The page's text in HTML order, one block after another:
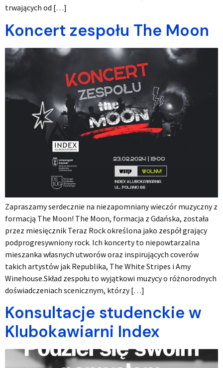
trwających od […]
Koncert zespołu The Moon
Zapraszamy serdecznie na niezapomniany wieczór muzyczny z
formacją The Moon! The Moon, formacja z Gdańska, została
przez miesięcznik Teraz Rock określona jako zespół grający
podprogresywniony rock. Ich koncerty to niepowtarzalna
mieszanka własnych utworów oraz inspirujących coverów
takich artystów jak Republika, The White Stripes i Amy
Winehouse.Skład zespołu to wyjątkowi muzycy o różnorodnych
doświadczeniach scenicznym, którzy […]
Konsultacje studenckie w
Klubokawiarni Index